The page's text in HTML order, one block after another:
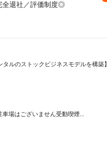
全退社／評価制度◎
ルのストックビジネスモデルを構築】
場はございません受動喫煙...